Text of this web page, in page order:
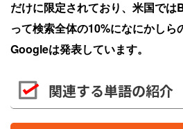
だけに限定されており、米国では
って検索全体の10%になにかしら
Googleは発表しています。
関連する単語の紹介